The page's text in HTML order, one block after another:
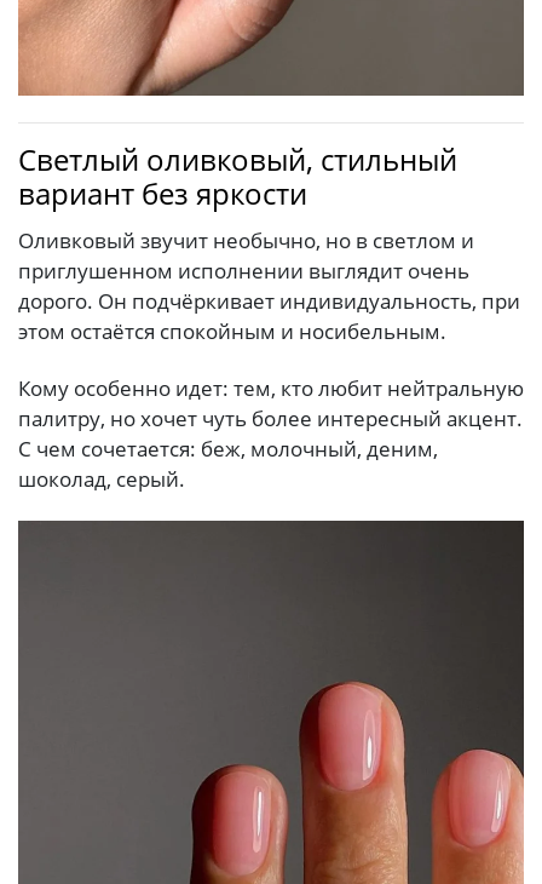
Светлый оливковый, стильный
вариант без яркости
Оливковый звучит необычно, но в светлом и
приглушенном исполнении выглядит очень
дорого. Он подчёркивает индивидуальность, при
этом остаётся спокойным и носибельным.
Кому особенно идет: тем, кто любит нейтральную
палитру, но хочет чуть более интересный акцент.
С чем сочетается: беж, молочный, деним,
шоколад, серый.